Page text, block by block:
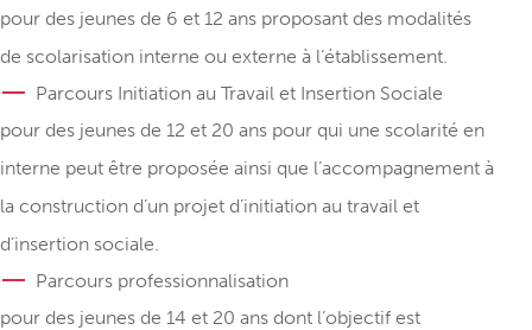
pour des jeunes de 6 et 12 ans proposant des modalités
de scolarisation interne ou externe à l’établissement.
Parcours Initiation au Travail et Insertion Sociale
pour des jeunes de 12 et 20 ans pour qui une scolarité en
interne peut être proposée ainsi que l’accompagnement à
la construction d’un projet d’initiation au travail et
d’insertion sociale.
Parcours professionnalisation
pour des jeunes de 14 et 20 ans dont l’objectif est